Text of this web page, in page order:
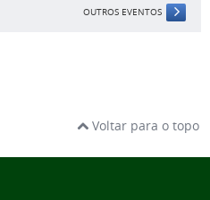
OUTROS EVENTOS
Voltar para o topo